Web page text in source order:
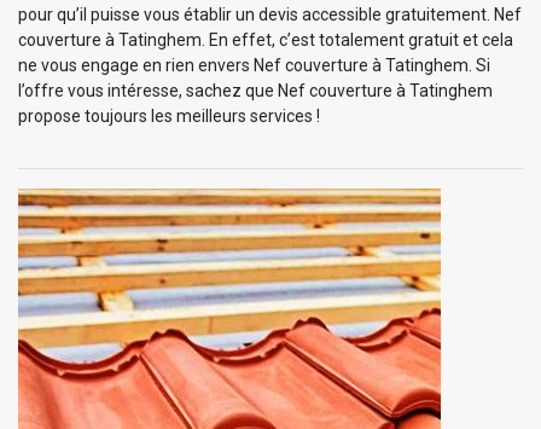
pour qu’il puisse vous établir un devis accessible gratuitement. Nef
couverture à Tatinghem. En effet, c’est totalement gratuit et cela
ne vous engage en rien envers Nef couverture à Tatinghem. Si
l’offre vous intéresse, sachez que Nef couverture à Tatinghem
propose toujours les meilleurs services !